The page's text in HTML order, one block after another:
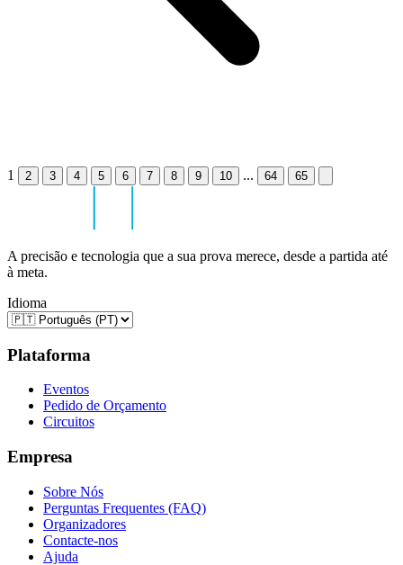
1 2 3 4 5 6 7 8 9 10 ... 64 65
A precisão e tecnologia que a sua prova merece, desde a partida até
à meta.
Idioma
Plataforma
Eventos
Pedido de Orçamento
Circuitos
Empresa
Sobre Nós
Perguntas Frequentes (FAQ)
Organizadores
Contacte-nos
Ajuda